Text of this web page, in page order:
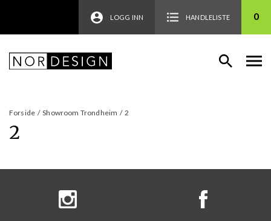
LOGG INN HANDLELISTE 0
Forside / Showroom Trondheim / 2
2